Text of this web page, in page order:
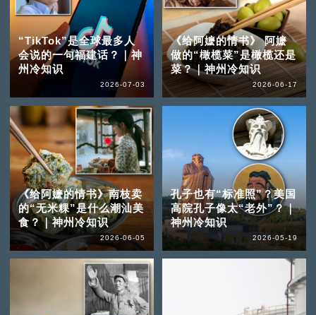
“TikTok”是全球最多人
会说的一句福建话？｜神
州冷知识
2026-07-03
《给阿嬷的情书》 阿嬷
做的“橄榄菜”是橄榄还是
菜？｜神州冷知识
2026-06-17
《给阿嬷的情书》南枝卖
的“无米粿”是什么潮汕美
食？｜神州冷知识
2026-06-05
孔子也有“标准照”？美国
高院孔子像太“老外”？｜
神州冷知识
2026-05-19